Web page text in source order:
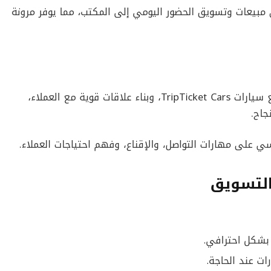
وتسويق الحضور اليومي إلى المكتب، مما يوفر مرونة
يعمل تنفيذي المبيعات والتسويق على بيع سيارات TripTicket Cars، وبناء علاقات قوية مع العملاء،
مهارات التواصل، والإقناع، وفهم احتياجات العملاء.
بشكل احترافي.
عند الحاجة.